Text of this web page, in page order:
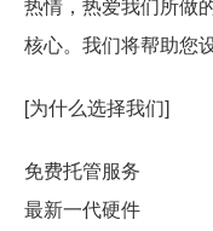
核心。我们将帮助您
[为什么选择我们]
免费托管服务
最新一代硬件